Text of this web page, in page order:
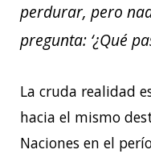
perdurar, pero
pregunta: ‘¿Qué
La cruda realidad
hacia el mismo
Naciones en el